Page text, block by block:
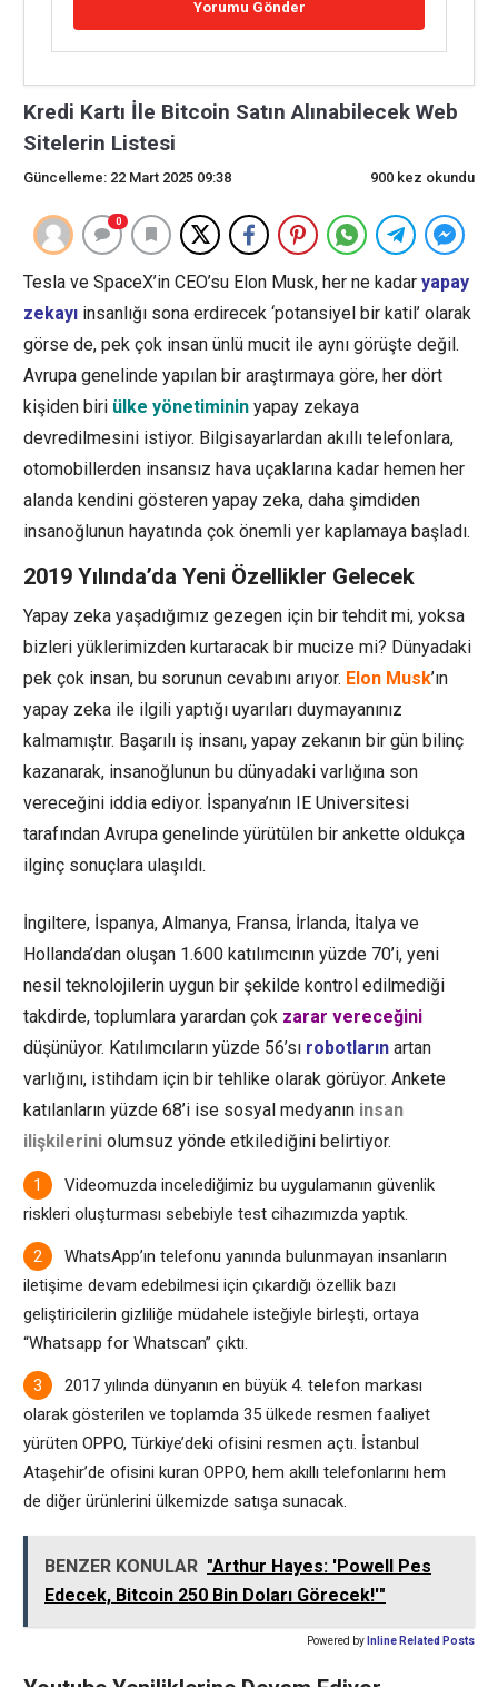
Kredi Kartı İle Bitcoin Satın Alınabilecek Web
Sitelerin Listesi
Güncelleme: 22 Mart 2025 09:38 900 kez okundu
0
Tesla ve SpaceX’in CEO’su Elon Musk, her ne kadar yapay
zekayı insanlığı sona erdirecek ‘potansiyel bir katil’ olarak
görse de, pek çok insan ünlü mucit ile aynı görüşte değil.
Avrupa genelinde yapılan bir araştırmaya göre, her dört
kişiden biri ülke yönetiminin yapay zekaya
devredilmesini istiyor. Bilgisayarlardan akıllı telefonlara,
otomobillerden insansız hava uçaklarına kadar hemen her
alanda kendini gösteren yapay zeka, daha şimdiden
insanoğlunun hayatında çok önemli yer kaplamaya başladı.
2019 Yılında’da Yeni Özellikler Gelecek
Yapay zeka yaşadığımız gezegen için bir tehdit mi, yoksa
bizleri yüklerimizden kurtaracak bir mucize mi? Dünyadaki
pek çok insan, bu sorunun cevabını arıyor. Elon Musk’ın
yapay zeka ile ilgili yaptığı uyarıları duymayanınız
kalmamıştır. Başarılı iş insanı, yapay zekanın bir gün bilinç
kazanarak, insanoğlunun bu dünyadaki varlığına son
vereceğini iddia ediyor. İspanya’nın IE Universitesi
tarafından Avrupa genelinde yürütülen bir ankette oldukça
ilginç sonuçlara ulaşıldı.
İngiltere, İspanya, Almanya, Fransa, İrlanda, İtalya ve
Hollanda’dan oluşan 1.600 katılımcının yüzde 70’i, yeni
nesil teknolojilerin uygun bir şekilde kontrol edilmediği
takdirde, toplumlara yarardan çok zarar vereceğini
düşünüyor. Katılımcıların yüzde 56’sı robotların artan
varlığını, istihdam için bir tehlike olarak görüyor. Ankete
katılanların yüzde 68’i ise sosyal medyanın insan
ilişkilerini olumsuz yönde etkilediğini belirtiyor.
Videomuzda incelediğimiz bu uygulamanın güvenlik
riskleri oluşturması sebebiyle test cihazımızda yaptık.
WhatsApp’ın telefonu yanında bulunmayan insanların
iletişime devam edebilmesi için çıkardığı özellik bazı
geliştiricilerin gizliliğe müdahele isteğiyle birleşti, ortaya
“Whatsapp for Whatscan” çıktı.
2017 yılında dünyanın en büyük 4. telefon markası
olarak gösterilen ve toplamda 35 ülkede resmen faaliyet
yürüten OPPO, Türkiye’deki ofisini resmen açtı. İstanbul
Ataşehir’de ofisini kuran OPPO, hem akıllı telefonlarını hem
de diğer ürünlerini ülkemizde satışa sunacak.
BENZER KONULAR "Arthur Hayes: 'Powell Pes
Edecek, Bitcoin 250 Bin Doları Görecek!'"
Powered by Inline Related Posts